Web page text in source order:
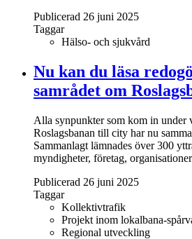
Publicerad 26 juni 2025
Taggar
Hälso- och sjukvård
Nu kan du läsa
samrådet om
Alla synpunkter som kom in under
Roslagsbanan till city har nu
Sammanlagt lämnades över 300
myndigheter, företag,
Publicerad 26 juni 2025
Taggar
Kollektivtrafik
Projekt inom lokalbana-
Regional utveckling